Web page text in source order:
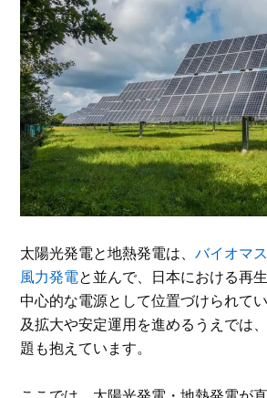
太陽光発電と地熱発電は、バイオマ
風力発電と並んで、日本における再
中心的な電源として位置づけられて
及拡大や安定運用を進めるうえでは
題も抱えています。